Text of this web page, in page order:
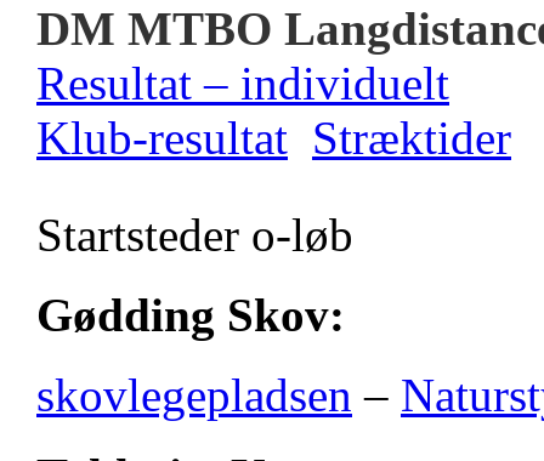
DM MTBO
Resultat – individuelt
Klub-resultat Stræktider
Startsteder o-løb
Gødding Skov:
skovlegepladsen –